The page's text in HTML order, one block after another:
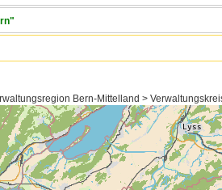
Bern-Mittelland >